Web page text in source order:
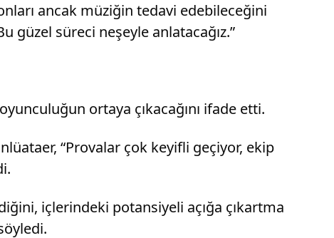
ancak müziğin tedavi edebileceğini
güzel süreci neşeyle anlatacağız.”
ortaya çıkacağını ifade etti.
“Provalar çok keyifli geçiyor, ekip
içlerindeki potansiyeli açığa çıkartma